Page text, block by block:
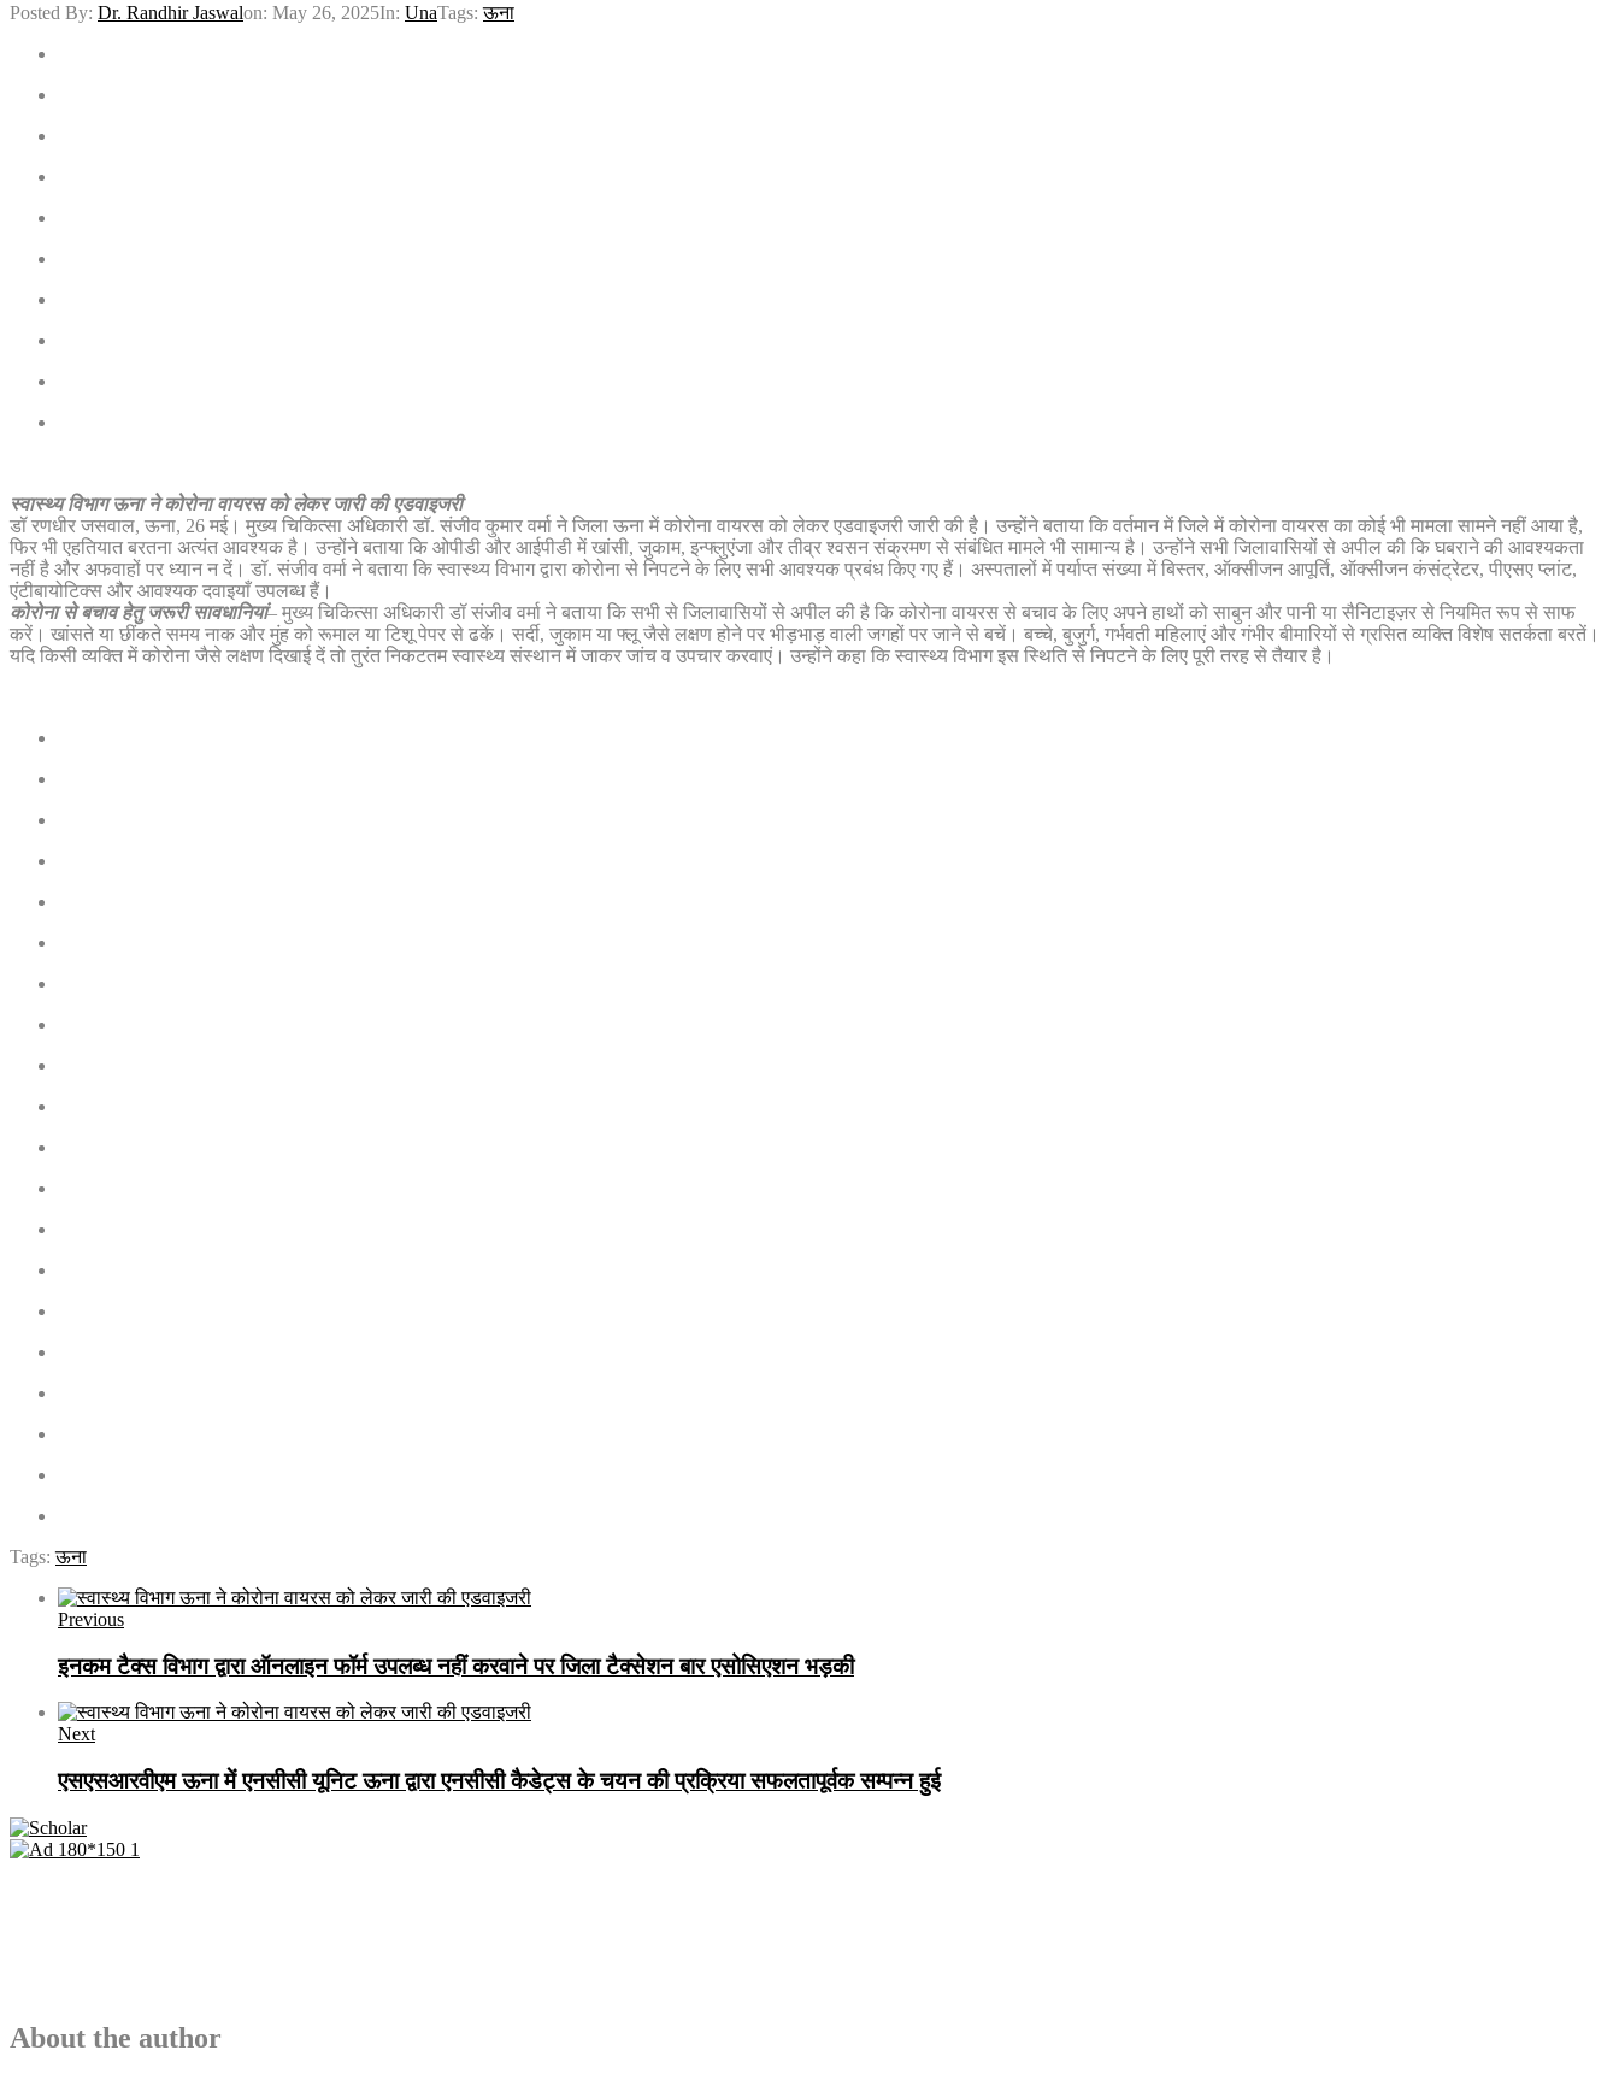
Posted By: Dr. Randhir Jaswalon: May 26, 2025In: UnaTags:ऊना
स्वास्थ्य विभाग ऊना ने कोरोना वायरस को लेकर जारी की एडवाइजरी
डॉ रणधीर जसवाल, ऊना, 26 मई। मुख्य चिकित्सा अधिकारी डॉ. संजीव कुमार वर्मा ने जिला ऊना में कोरोना वायरस को लेकर एडवाइजरी जारी की है। उन्होंने बताया कि वर्तमान में जिले में कोरोना वायरस का कोई भी मामला सामने नहीं आया है,
फिर भी एहतियात बरतना अत्यंत आवश्यक है। उन्होंने बताया कि ओपीडी और आईपीडी में खांसी, जुकाम, इन्फ्लुएंजा और तीव्र श्वसन संक्रमण से संबंधित मामले भी सामान्य है। उन्होंने सभी जिलावासियों से अपील की कि घबराने की आवश्यकता
नहीं है और अफवाहों पर ध्यान न दें। डॉ. संजीव वर्मा ने बताया कि स्वास्थ्य विभाग द्वारा कोरोना से निपटने के लिए सभी आवश्यक प्रबंध किए गए हैं। अस्पतालों में पर्याप्त संख्या में बिस्तर, ऑक्सीजन आपूर्ति, ऑक्सीजन कंसंट्रेटर, पीएसए प्लांट,
एंटीबायोटिक्स और आवश्यक दवाइयाँ उपलब्ध हैं।
कोरोना से बचाव हेतु जरूरी सावधानियां– मुख्य चिकित्सा अधिकारी डॉ संजीव वर्मा ने बताया कि सभी से जिलावासियों से अपील की है कि कोरोना वायरस से बचाव के लिए अपने हाथों को साबुन और पानी या सैनिटाइज़र से नियमित रूप से साफ
करें। खांसते या छींकते समय नाक और मुंह को रूमाल या टिशू पेपर से ढकें। सर्दी, जुकाम या फ्लू जैसे लक्षण होने पर भीड़भाड़ वाली जगहों पर जाने से बचें। बच्चे, बुजुर्ग, गर्भवती महिलाएं और गंभीर बीमारियों से ग्रसित व्यक्ति विशेष सतर्कता बरतें।
यदि किसी व्यक्ति में कोरोना जैसे लक्षण दिखाई दें तो तुरंत निकटतम स्वास्थ्य संस्थान में जाकर जांच व उपचार करवाएं। उन्होंने कहा कि स्वास्थ्य विभाग इस स्थिति से निपटने के लिए पूरी तरह से तैयार है।
Tags:ऊना
Previous
इनकम टैक्स विभाग द्वारा ऑनलाइन फॉर्म उपलब्ध नहीं करवाने पर जिला टैक्सेशन बार एसोसिएशन भड़की
Next
एसएसआरवीएम ऊना में एनसीसी यूनिट ऊना द्वारा एनसीसी कैडेट्स के चयन की प्रक्रिया सफलतापूर्वक सम्पन्न हुई
About the author